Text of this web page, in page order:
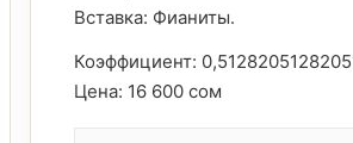
Вставка: Фианиты.
Коэффициент:
Цена: 16 600 сом